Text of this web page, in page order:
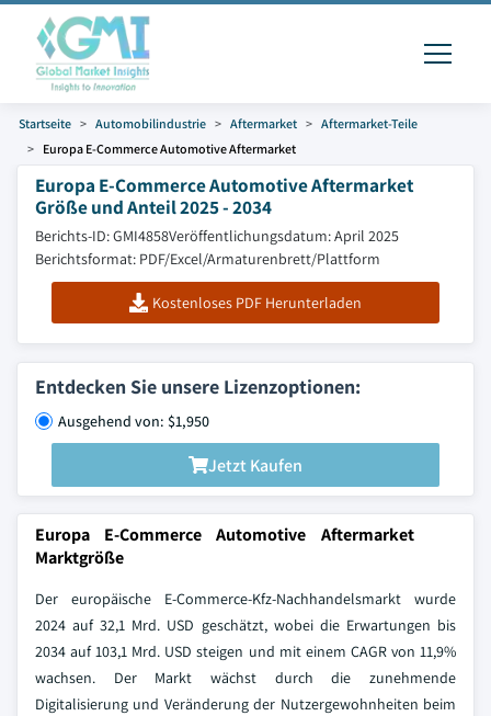
Startseite Automobilindustrie Aftermarket
Aftermarket-Teile
Europa E-Commerce Automotive Aftermarket
Europa E-Commerce Automotive Aftermarket
Größe und Anteil 2025 - 2034
Berichts-ID: GMI4858Veröffentlichungsdatum: April 2025
Berichtsformat: PDF/Excel/Armaturenbrett/Plattform
Kostenloses PDF Herunterladen
Entdecken Sie unsere Lizenzoptionen:
Ausgehend von: $1,950
Jetzt Kaufen
Europa E-Commerce Automotive Aftermarket
Marktgröße
Der europäische E-Commerce-Kfz-Nachhandelsmarkt wurde
2024 auf 32,1 Mrd. USD geschätzt, wobei die Erwartungen bis
2034 auf 103,1 Mrd. USD steigen und mit einem CAGR von 11,9%
wachsen. Der Markt wächst durch die zunehmende
Digitalisierung und Veränderung der Nutzergewohnheiten beim